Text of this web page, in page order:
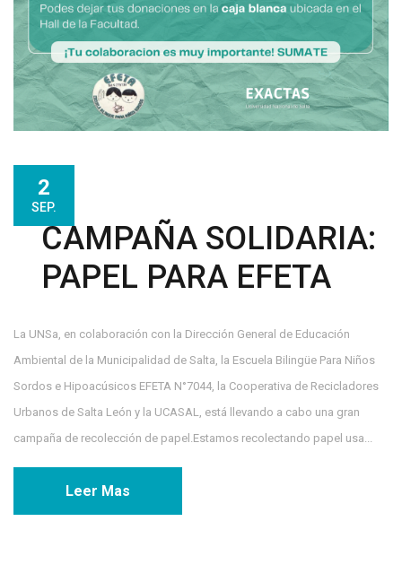
2
SEP.
CAMPAÑA SOLIDARIA:
PAPEL PARA EFETA
La UNSa, en colaboración con la Dirección General de Educación
Ambiental de la Municipalidad de Salta, la Escuela Bilingüe Para Niños
Sordos e Hipoacúsicos EFETA N°7044, la Cooperativa de Recicladores
Urbanos de Salta León y la UCASAL, está llevando a cabo una gran
campaña de recolección de papel.Estamos recolectando papel usa...
Leer Mas